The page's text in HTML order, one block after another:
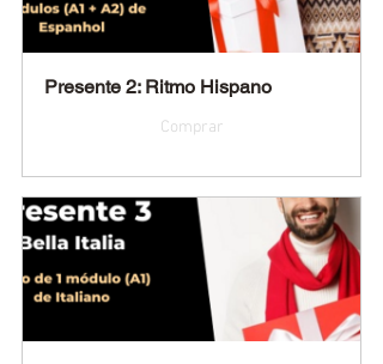
Presente 2: Ritmo Hispano
Comprar